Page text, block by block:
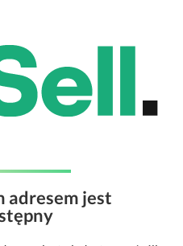
adresem jest